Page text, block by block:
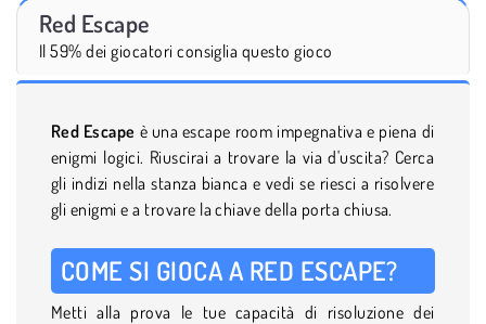
Red Escape
Il 59% dei giocatori consiglia questo gioco
Red Escape è una escape room impegnativa e piena di
enigmi logici. Riuscirai a trovare la via d'uscita? Cerca
gli indizi nella stanza bianca e vedi se riesci a risolvere
gli enigmi e a trovare la chiave della porta chiusa.
COME SI GIOCA A RED ESCAPE?
Metti alla prova le tue capacità di risoluzione dei